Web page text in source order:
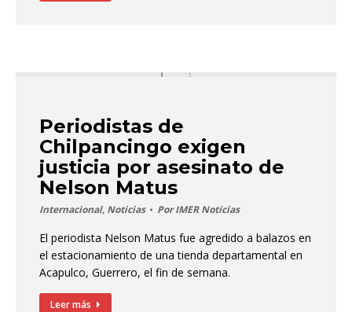
Periodistas de
Chilpancingo exigen
justicia por asesinato de
Nelson Matus
Internacional, Noticias PorIMER Noticias
El periodista Nelson Matus fue agredido a balazos en
el estacionamiento de una tienda departamental en
Acapulco, Guerrero, el fin de semana.
Leer más